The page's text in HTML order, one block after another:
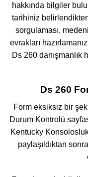
hakkında bilgiler
tarihiniz
sorgulaması,
evrakları
Ds 260 danışmanlık
Ds 260
Form eksiksiz bir
Durum Kontrolü
Kentucky
paylaşıldıktan